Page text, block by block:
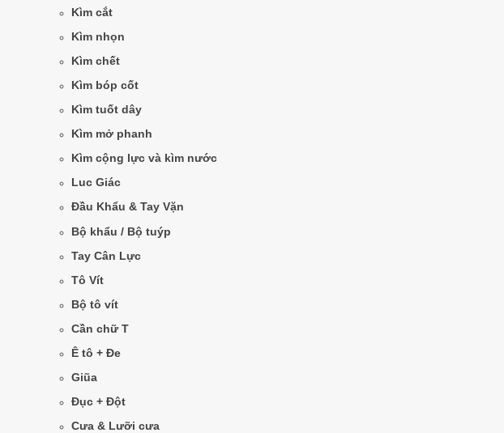
Kìm cắt
Kìm nhọn
Kìm chết
Kìm bóp cốt
Kìm tuốt dây
Kìm mở phanh
Kìm cộng lực và kìm nước
Luc Giác
Đầu Khẩu & Tay Vặn
Bộ khẩu / Bộ tuýp
Tay Cân Lực
Tô Vít
Bộ tô vít
Cần chữ T
Ê tô + Đe
Giũa
Đục + Đột
Cưa & Lưỡi cưa